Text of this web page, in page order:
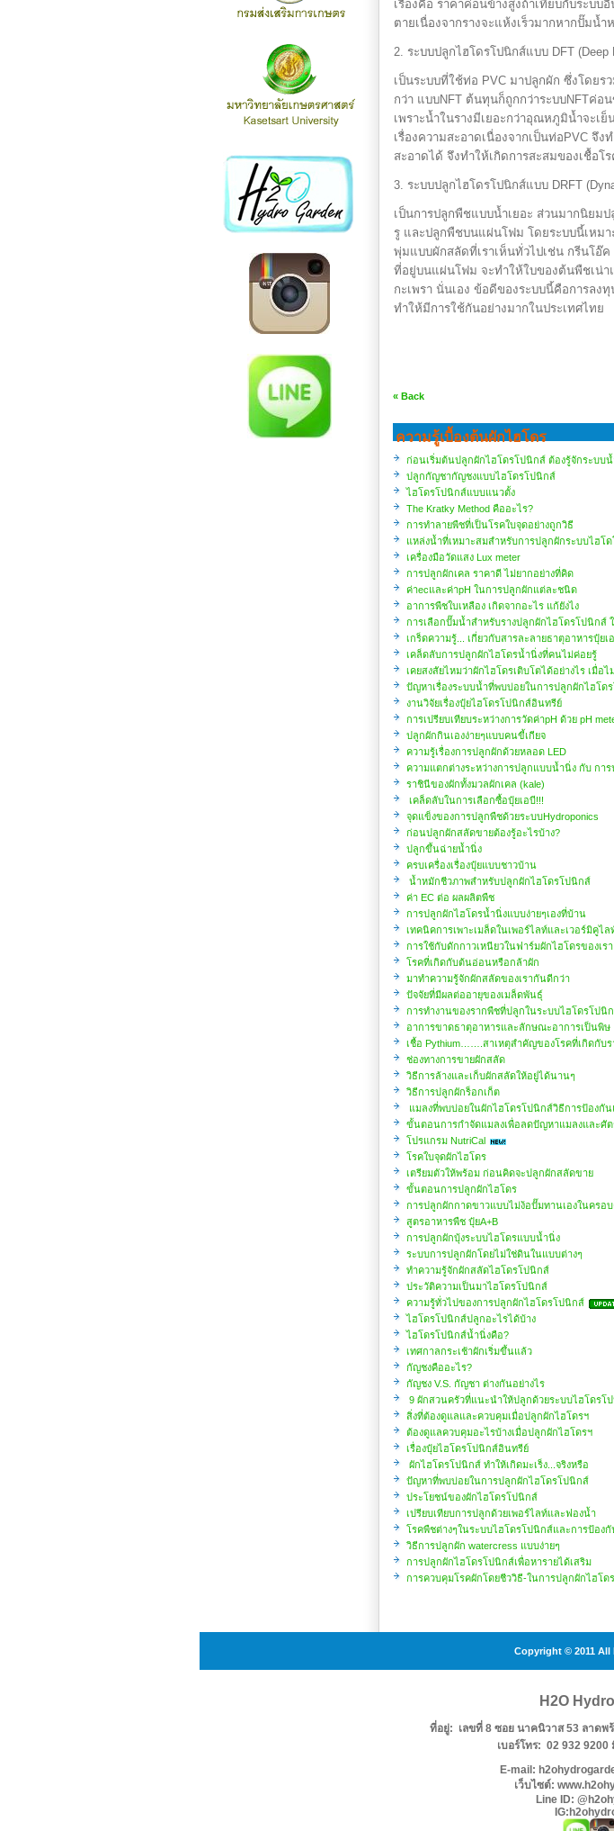
เรื่องคือ ราคาค่อนข้างสูงถ้าเทียบกับระบ
ตายเนื่องจากรางจะแห้งเร็วมากหากปั๊มน้ำ
2. ระบบปลูกไฮโดรโปนิกส์แบบ DFT (Deep
เป็นระบบที่ใช้ท่อ PVC มาปลูกผัก ซึ่งโดยร
กว่า แบบNFT ต้นทุนก็ถูกกว่าระบบNFTค่อ
เพราะน้ำในรางมีเยอะกว่าอุณหภูมิน้ำจะเ
เรื่องความสะอาดเนื่องจากเป็นท่อPVC จึ
สะอาดได้ จึงทำให้เกิดการสะสมของเชื้อโ
3. ระบบปลูกไฮโดรโปนิกส์แบบ DRFT
เป็นการปลูกพืชแบบน้ำเยอะ ส่วนมากนิยม
รู และปลูกพืชบนแผ่นโฟม โดยระบบนี้เหม
พุ่มแบบผักสลัดที่เราเห็นทั่วไปเช่น กรีนโอ๊
ที่อยู่บนแผ่นโฟม จะทำให้ใบของต้นพืชเน่า
กะเพรา นั่นเอง ข้อดีของระบบนี้คือการล
ทำให้มีการใช้กันอย่างมากในประเทศไทย
« Back
ความรู้เบื้องต้นผักไฮโดร
ก่อนเริ่มต้นปลูกผักไฮโดรโปนิกส์ ต้องรู้จักระบบ
ปลูกกัญชากัญชงแบบไฮโดรโปนิกส์
ไฮโดรโปนิกส์แบบแนวตั้ง
The Kratky Method คืออะไร?
การทำลายพืชที่เป็นโรคใบจุดอย่างถูกวิธี
แหล่งน้ำที่เหมาะสมสำหรับการปลูกผักระบบไฮโ
เครื่องมือวัดแสง Lux meter
การปลูกผักเคล ราคาดี ไม่ยากอย่างที่คิด
ค่าecและค่าpH ในการปลูกผักแต่ละชนิด
อาการพืชใบเหลือง เกิดจากอะไร แก้ยังไง
การเลือกปั๊มน้ำสำหรับรางปลูกผักไฮโดรโปนิกส์
เกร็ดความรู้... เกี่ยวกับสารละลายธาตุอาหารปุ๋ยเ
เคล็ดลับการปลูกผักไฮโดรน้ำนิ่งที่คนไม่ค่อยรู้
เคยสงสัยไหมว่าผักไฮโดรเติบโตได้อย่างไร เมื่อ
ปัญหาเรื่องระบบน้ำที่พบบ่อยในการปลูกผักไฮโด
งานวิจัยเรื่องปุ๋ยไฮโดรโปนิกส์อินทรีย์
การเปรียบเทียบระหว่างการวัดค่าpH ด้วย pH
ปลูกผักกินเองง่ายๆแบบคนขี้เกียจ
ความรู้เรื่องการปลูกผักด้วยหลอด LED
ความแตกต่างระหว่างการปลูกแบบน้ำนิ่ง กับ กา
ราชินีของผักทั้งมวลผักเคล (kale)
เคล็ดลับในการเลือกซื้อปุ๋ยเอบี!!!
จุดแข็งของการปลูกพืชด้วยระบบHydroponics
ก่อนปลูกผักสลัดขายต้องรู้อะไรบ้าง?
ปลูกขึ้นฉ่ายน้ำนิ่ง
ครบเครื่องเรื่องปุ๋ยแบบชาวบ้าน
น้ำหมักชีวภาพสำหรับปลูกผักไฮโดรโปนิกส์
ค่า EC ต่อ ผลผลิตพืช
การปลูกผักไฮโดรน้ำนิ่งแบบง่ายๆเองที่บ้าน
เทคนิคการเพาะเมล็ดในเพอร์ไลท์และเวอร์มิคูไล
การใช้กับดักกาวเหนียวในฟาร์มผักไฮโดรของเรา
โรคที่เกิดกับต้นอ่อนหรือกล้าผัก
มาทำความรู้จักผักสลัดของเรากันดีกว่า
ปัจจัยที่มีผลต่ออายุของเมล็ดพันธุ์
การทำงานของรากพืชที่ปลูกในระบบไฮโดรโปนิ
อาการขาดธาตุอาหารและลักษณะอาการเป็นพิษ
เชื้อ Pythium…….สาเหตุสำคัญของโรคที่เกิดกับร
ช่องทางการขายผักสลัด
วิธีการล้างและเก็บผักสลัดให้อยู่ได้นานๆ
วิธีการปลูกผักร็อกเก็ต
แมลงที่พบบ่อยในผักไฮโดรโปนิกส์วิธีการป้องกั
ขั้นตอนการกำจัดแมลงเพื่อลดปัญหาแมลงและศั
โปรแกรม NutriCal
โรคใบจุดผักไฮโดร
​เตรียมตัวให้พร้อม ก่อนคิดจะปลูกผักสลัดขาย
ขั้นตอนการปลูกผักไฮโดร
การปลูกผักกาดขาวแบบไม่ง้อปั๊มทานเองในครอ
สูตรอาหารพืช ปุ๋ยA+B
การปลูกผักบุ้งระบบไฮโดรแบบน้ำนิ่ง
ระบบการปลูกผักโดยไม่ใช่ดินในแบบต่างๆ
ทำความรู้จักผักสลัดไฮโดรโปนิกส์
ประวัติความเป็นมาไฮโดรโปนิกส์
ความรู้ทั่วไปของการปลูกผักไฮโดรโปนิกส์
ไฮโดรโปนิกส์ปลูกอะไรได้บ้าง
ไฮโดรโปนิกส์น้ำนิ่งคือ?
เทศกาลกระเช้าผักเริ่มขึ้นแล้ว
กัญชงคืออะไร?
กัญชง V.S. กัญชา ต่างกันอย่างไร
9 ผักสวนครัวที่แนะนำให้ปลูกด้วยระบบไฮโดรโ
สิ่งที่ต้องดูแลและควบคุมเมื่อปลูกผักไฮโดรฯ
ต้องดูแลควบคุมอะไรบ้างเมื่อปลูกผักไฮโดรฯ
เรื่องปุ๋ยไฮโดรโปนิกส์อินทรีย์
ผักไฮโดรโปนิกส์ ทำให้เกิดมะเร็ง...จริงหรือ
ปัญหาที่พบบ่อยในการปลูกผักไฮโดรโปนิกส์
ประโยชน์ของผักไฮโดรโปนิกส์
เปรียบเทียบการปลูกด้วยเพอร์ไลท์และฟองน้ำ
โรคพืชต่างๆในระบบไฮโดรโปนิกส์และการป้อง
วิธีการปลูกผัก watercress แบบง่ายๆ
การปลูกผักไฮโดรโปนิกส์เพื่อหารายได้เสริม
การควบคุมโรคผักโดยชีววิธี-ในการปลูกผักไฮโด
Copyright © 2011 All
H2O
ที่อยู่: เลขที่ 8 ซอย นาคนิวาส 53 ลาดพ
เบอร์โทร: 02 932 9200
E-mail:
เว็บไซต์:
Line ID: